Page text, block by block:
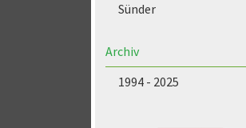
Sünder
Archiv
1994 - 2025